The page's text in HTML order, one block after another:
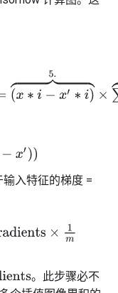
入特征的梯度 =
×1 m
。此步骤必不